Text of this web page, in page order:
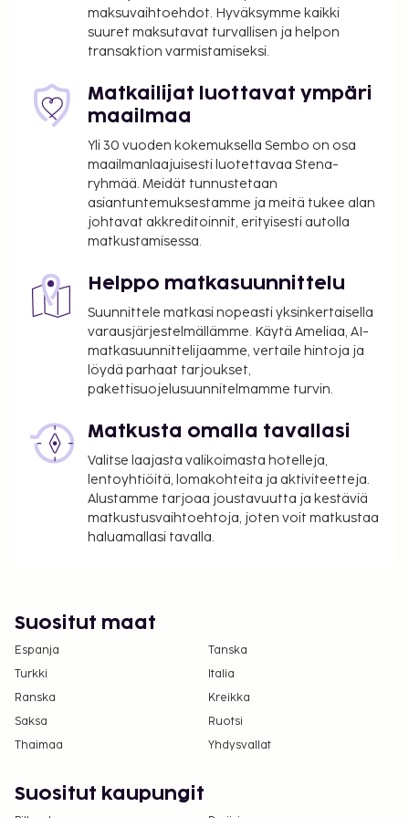
yhteyteen kuuluva viinitila, kauden mukainen
ulkouima-allas ja vuokrattavat polkupyörät. Tämän
välimerellisen hotellin palveluihin kuuluu myös
concierge-palvelut, juhlasali ja tietoja
polkupyöräkierroksista. Tämän hotellin uima-
altaalla sijaitsevan ravintolan palveluihin kuuluu
baari/aulabaari, se tarjoaa näkymän puutarhaan ja
ruokailu on mahdollista myös ulkosalla. Palveluihin
kuuluu myös huonepalvelu (rajoitettuina aikoina).
Allasbaarissa voit nauttia raikasta juotavaa.
Maksullinen buffetaamiainen tarjotaan päivittäin
tähtiluokituksen on myöntänyt Ranskan turismin
kehitysjärjestö ATOUT. Seuraavat tilat tai palvelut
on suljettu 18.12.2026–27.1.2027 (päivät saattavat
Aamiainen
Päivittäinen siivous
Seuraavat tilat on suljettu kausittain joka vuosi. Ne
on suljettu 18. 12ta – 27. 1ta:
Baari/lounge
Ruokailupaikka/-paikat
Kokoustilat
Seuraavat tilat on suljettu maanantaisin ja
Ruokailupaikka/-paikat
Majoituspaikka veloittaa seuraavat paikan päällä
suoritettavat maksut. Maksuihin saattaa sisältyä
sovellettavat verot:
yö. Tätä veroa ei peritä alle 18 vuotta vanhoilta
lapsilta.
maksuvaihtoehdot. Hyväksymme kaikki
suuret maksutavat turvallisen ja helpon
transaktion varmistamiseksi.
Matkailijat luottavat ympäri
maailmaa
Yli 30 vuoden kokemuksella Sembo on osa
maailmanlaajuisesti luotettavaa Stena-
ryhmää. Meidät tunnustetaan
asiantuntemuksestamme ja meitä tukee alan
johtavat akkreditoinnit, erityisesti autolla
matkustamisessa.
Helppo matkasuunnittelu
Suunnittele matkasi nopeasti yksinkertaisella
varausjärjestelmällämme. Käytä Ameliaa, AI-
matkasuunnittelijaamme, vertaile hintoja ja
löydä parhaat tarjoukset,
pakettisuojelusuunnitelmamme turvin.
Matkusta omalla tavallasi
Valitse laajasta valikoimasta hotelleja,
lentoyhtiöitä, lomakohteita ja aktiviteetteja.
Alustamme tarjoaa joustavuutta ja kestäviä
matkustusvaihtoehtoja, joten voit matkustaa
haluamallasi tavalla.
Suositut maat
Espanja
Tanska
Turkki
Italia
Ranska
Kreikka
Saksa
Ruotsi
Thaimaa
Yhdysvallat
Suositut kaupungit